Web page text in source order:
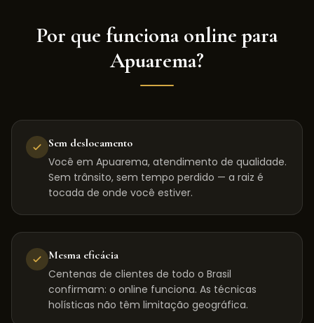
Por que funciona online para
Apuarema?
Sem deslocamento
Você em Apuarema, atendimento de qualidade.
Sem trânsito, sem tempo perdido — a raiz é
tocada de onde você estiver.
Mesma eficácia
Centenas de clientes de todo o Brasil
confirmam: o online funciona. As técnicas
holísticas não têm limitação geográfica.